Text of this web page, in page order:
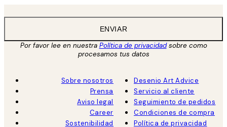
ENVIAR
Por favor lee en nuestra Política de privacidadsobre como
procesamos tus datos
Sobre nosotros
Prensa
Aviso legal
Career
Sostenibilidad
Desenio Art Advice
Servicio al cliente
Seguimiento de pedidos
Condiciones de compra
Política de privacidad